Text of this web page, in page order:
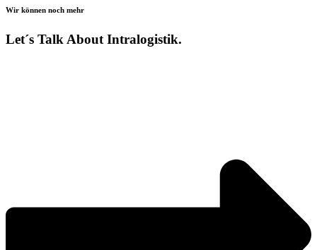
Wir können noch mehr
Let´s Talk About Intralogistik.